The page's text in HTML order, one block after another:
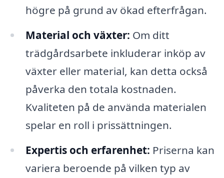
högre på grund av ökad efterfrågan.
Material och växter: Om ditt
trädgårdsarbete inkluderar inköp av
växter eller material, kan detta också
påverka den totala kostnaden.
Kvaliteten på de använda materialen
spelar en roll i prissättningen.
Expertis och erfarenhet: Priserna kan
variera beroende på vilken typ av